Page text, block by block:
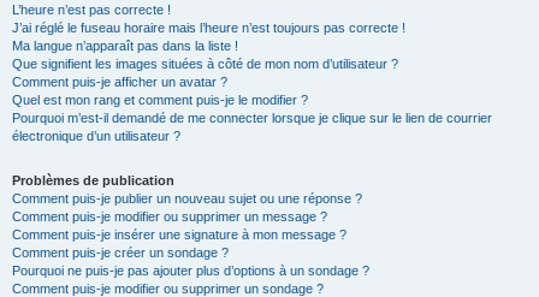
L’heure n’est pas correcte !
J’ai réglé le fuseau horaire mais l’heure n’est toujours pas correcte !
Ma langue n’apparaît pas dans la liste !
Que signifient les images situées à côté de mon nom d’utilisateur ?
Comment puis-je afficher un avatar ?
Quel est mon rang et comment puis-je le modifier ?
Pourquoi m’est-il demandé de me connecter lorsque je clique sur le lien de courrier
électronique d’un utilisateur ?
Problèmes de publication
Comment puis-je publier un nouveau sujet ou une réponse ?
Comment puis-je modifier ou supprimer un message ?
Comment puis-je insérer une signature à mon message ?
Comment puis-je créer un sondage ?
Pourquoi ne puis-je pas ajouter plus d’options à un sondage ?
Comment puis-je modifier ou supprimer un sondage ?